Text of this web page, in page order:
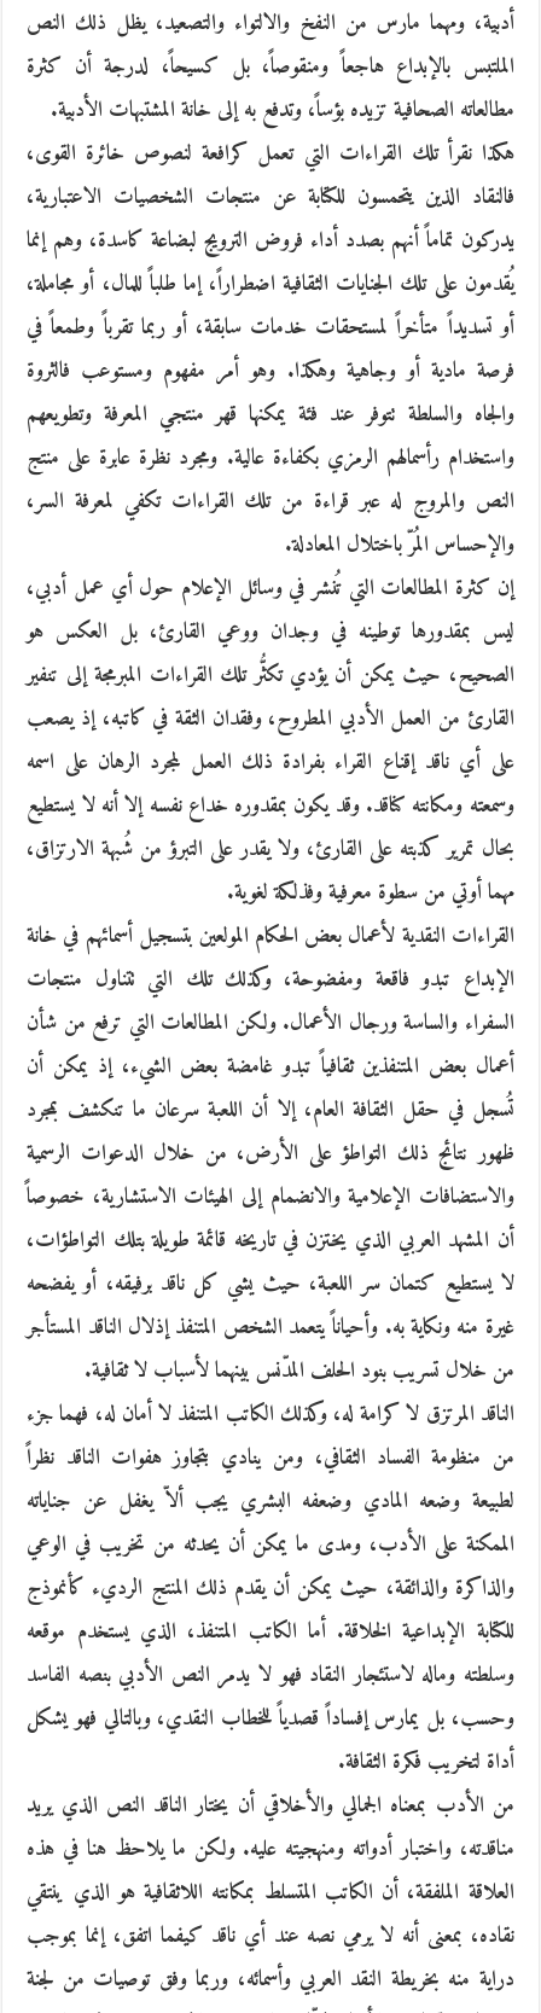
أدبية، ومهما مارس من النفخ والالتواء والتصعيد، يظل ذلك النص
الملتبس بالإبداع هاجعاً ومنقوصاً، بل كسيحاً، لدرجة أن كثرة
مطالعاته الصحافية تزيده بؤساً، وتدفع به إلى خانة المشتبهات الأدبية.
هكذا نقرأ تلك القراءات التي تعمل كرافعة لنصوص خائرة القوى،
فالنقاد الذين يتحمسون للكتابة عن منتجات الشخصيات الاعتبارية،
يدركون تماماً أنهم بصدد أداء فروض الترويج لبضاعة كاسدة، وهم إنما
يُقدمون على تلك الجنايات الثقافية اضطراراً، إما طلباً للمال، أو مجاملة،
أو تسديداً متأخراً لمستحقات خدمات سابقة، أو ربما تقرباً وطمعاً في
فرصة مادية أو وجاهية وهكذا. وهو أمر مفهوم ومستوعب فالثروة
والجاه والسلطة تتوفر عند فئة يمكنها قهر منتجي المعرفة وتطويعهم
واستخدام رأسمالهم الرمزي بكفاءة عالية. ومجرد نظرة عابرة على منتج
النص والمروج له عبر قراءة من تلك القراءات تكفي لمعرفة السر،
والإحساس المُرّ باختلال المعادلة.
إن كثرة المطالعات التي تُنشر في وسائل الإعلام حول أي عمل أدبي،
ليس بمقدورها توطينه في وجدان ووعي القارئ، بل العكس هو
الصحيح، حيث يمكن أن يؤدي تكثُّر تلك القراءات المبرمجة إلى تنفير
القارئ من العمل الأدبي المطروح، وفقدان الثقة في كاتبه، إذ يصعب
على أي ناقد إقناع القراء بفرادة ذلك العمل لمجرد الرهان على اسمه
وسمعته ومكانته كناقد. وقد يكون بمقدوره خداع نفسه إلا أنه لا يستطيع
بحال تمرير كذبته على القارئ، ولا يقدر على التبرؤ من شُبهة الارتزاق،
مهما أوتي من سطوة معرفية وفذلكة لغوية.
القراءات النقدية لأعمال بعض الحكام المولعين بتسجيل أسمائهم في خانة
الإبداع تبدو فاقعة ومفضوحة، وكذلك تلك التي تتناول منتجات
السفراء والساسة ورجال الأعمال. ولكن المطالعات التي ترفع من شأن
أعمال بعض المتنفذين ثقافياً تبدو غامضة بعض الشيء، إذ يمكن أن
تُسجل في حقل الثقافة العام، إلا أن اللعبة سرعان ما تنكشف بمجرد
ظهور نتائج ذلك التواطؤ على الأرض، من خلال الدعوات الرسمية
والاستضافات الإعلامية والانضمام إلى الهيئات الاستشارية، خصوصاً
أن المشهد العربي الذي يختزن في تاريخه قائمة طويلة بتلك التواطؤات،
لا يستطيع كتمان سر اللعبة، حيث يشي كل ناقد برفيقه، أو يفضحه
غيرة منه ونكاية به. وأحياناً يتعمد الشخص المتنفذ إذلال الناقد المستأجر
من خلال تسريب بنود الحلف المدّنس بينهما لأسباب لا ثقافية.
الناقد المرتزق لا كرامة له، وكذلك الكاتب المتنفذ لا أمان له، فهما جزء
من منظومة الفساد الثقافي، ومن ينادي بتجاوز هفوات الناقد نظراً
لطبيعة وضعه المادي وضعفه البشري يجب ألاّ يغفل عن جناياته
الممكنة على الأدب، ومدى ما يمكن أن يحدثه من تخريب في الوعي
والذاكرة والذائقة، حيث يمكن أن يقدم ذلك المنتج الرديء كأنموذج
للكتابة الإبداعية الخلاقة. أما الكاتب المتنفذ، الذي يستخدم موقعه
وسلطته وماله لاستئجار النقاد فهو لا يدمر النص الأدبي بنصه الفاسد
وحسب، بل يمارس إفساداً قصدياً للخطاب النقدي، وبالتالي فهو يشكل
أداة لتخريب فكرة الثقافة.
من الأدب بمعناه الجمالي والأخلاقي أن يختار الناقد النص الذي يريد
مناقدته، واختبار أدواته ومنهجيته عليه. ولكن ما يلاحظ هنا في هذه
العلاقة الملفقة، أن الكاتب المتسلط بمكانته اللاثقافية هو الذي ينتقي
نقاده، بمعنى أنه لا يرمي نصه عند أي ناقد كيفما اتفق، إنما بموجب
دراية منه بخريطة النقد العربي وأسمائه، وربما وفق توصيات من لجنة